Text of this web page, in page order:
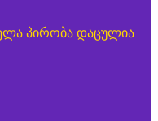
პირობა დაცულია